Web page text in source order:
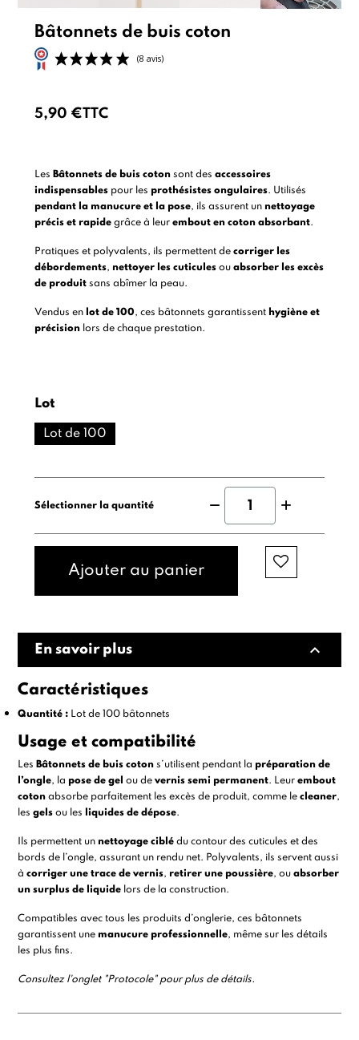
Bâtonnets de buis coton
5,90 €TTC
Les Bâtonnets de buis cotonsont des accessoires
indispensablespour les prothésistes ongulaires. Utilisés
pendant la manucure et la pose, ils assurent un nettoyage
précis et rapidegrâce à leur embout en coton absorbant.
Pratiques et polyvalents, ils permettent de corriger les
débordements, nettoyer les cuticulesou absorber les excès
de produitsans abîmer la peau.
Vendus en lot de 100 , ces bâtonnets garantissent hygiène et
précisionlors de chaque prestation.
Lot
Lot de 100
Sélectionner la quantité
Ajouter au panier
En savoir plus expand_less
Caractéristiques
Quantité : Lot de 100 bâtonnets
Usage et compatibilité
Les Bâtonnets de buis coton s’utilisent pendant la préparation de
l’ongle, la pose de gel ou devernis semi permanent. Leurembout
coton absorbe parfaitement les excès de produit, comme lecleaner,
lesgels ou les liquides de dépose.
Ils permettent un nettoyage ciblé du contour des cuticules et des
bords de l’ongle, assurant un rendu net. Polyvalents, ils servent aussi
àcorriger une trace de vernis, retirer une poussière, ouabsorber
un surplus de liquide lors de la construction.
Compatibles avec tous les produits d’onglerie, ces bâtonnets
garantissent une manucure professionnelle, même sur les détails
les plus fins.
Consultez l'onglet "Protocole" pour plus de détails.